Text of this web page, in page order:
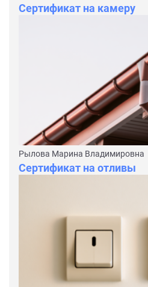
Сертификат на камеру
Рылова Марина Владимировна
Сертификат на отливы